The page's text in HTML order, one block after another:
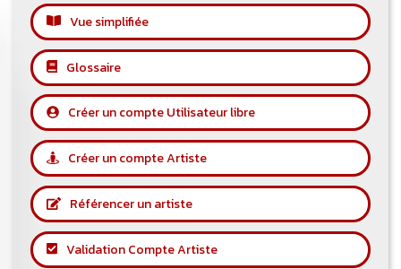
Vue simplifiée
Glossaire
Créer un compte Utilisateur libre
Créer un compte Artiste
Référencer un artiste
Validation Compte Artiste